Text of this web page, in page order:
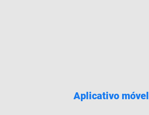
Aplicativo móvel